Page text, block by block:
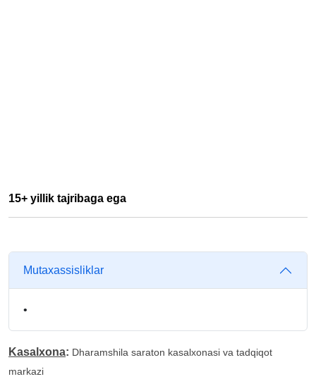
15+ yillik tajribaga ega
Mutaxassisliklar
•
Kasalxona: Dharamshila saraton kasalxonasi va tadqiqot
markazi